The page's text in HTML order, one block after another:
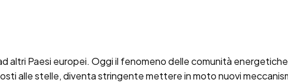
altri Paesi europei. Oggi il fenomeno delle comunità
alle stelle, diventa stringente mettere in moto nuovi